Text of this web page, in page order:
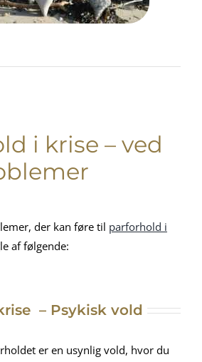
i krise – ved
der kan føre til parforhold i
af følgende:
– Psykisk vold
er en usynlig vold, hvor du